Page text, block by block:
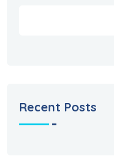
Recent Posts